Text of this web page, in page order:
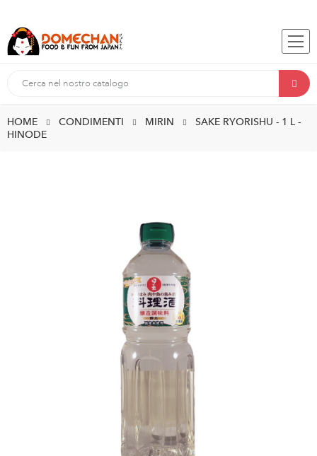
HOME CONDIMENTI MIRIN
SAKE RYORISHU - 1 L -
HINODE